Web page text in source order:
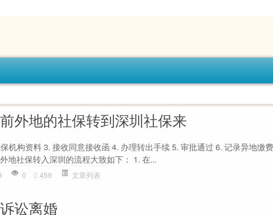
外地的社保转到深圳社保来
机构资料 3. 接收同意接收函 4. 办理转出手续 5. 审批通过 6. 记录异地缴
地社保转入深圳的流程大致如下： 1. 在...
0 459 文章列表
讼离婚